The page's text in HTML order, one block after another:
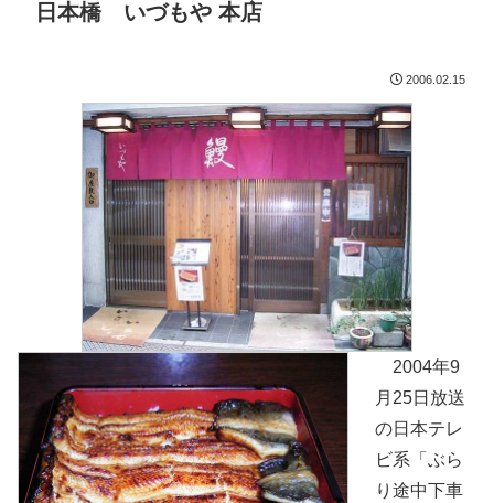
日本橋 いづもや 本店
2006.02.15
2004年9
月25日放送
の日本テレ
ビ系「ぶら
り途中下車